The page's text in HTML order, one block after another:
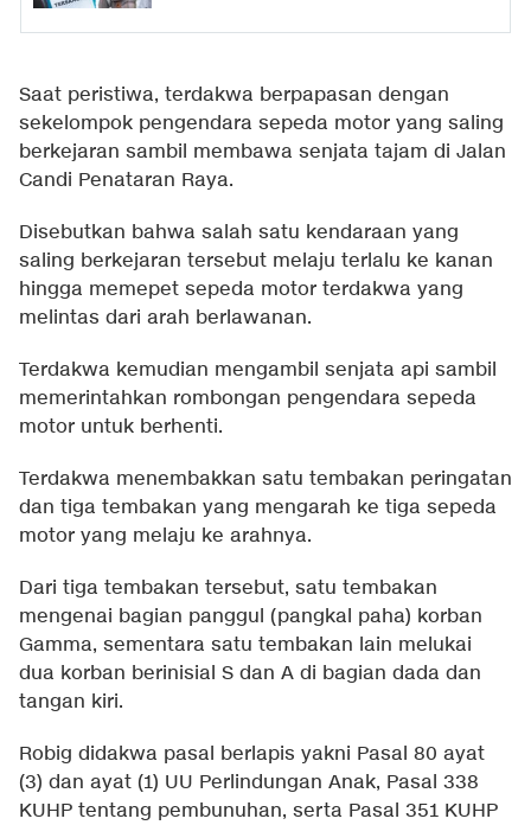
Saat peristiwa, terdakwa berpapasan dengan
sekelompok pengendara sepeda motor yang saling
berkejaran sambil membawa senjata tajam di Jalan
Candi Penataran Raya.
Disebutkan bahwa salah satu kendaraan yang
saling berkejaran tersebut melaju terlalu ke kanan
hingga memepet sepeda motor terdakwa yang
melintas dari arah berlawanan.
Terdakwa kemudian mengambil senjata api sambil
memerintahkan rombongan pengendara sepeda
motor untuk berhenti.
Terdakwa menembakkan satu tembakan peringatan
dan tiga tembakan yang mengarah ke tiga sepeda
motor yang melaju ke arahnya.
Dari tiga tembakan tersebut, satu tembakan
mengenai bagian panggul (pangkal paha) korban
Gamma, sementara satu tembakan lain melukai
dua korban berinisial S dan A di bagian dada dan
tangan kiri.
Robig didakwa pasal berlapis yakni Pasal 80 ayat
(3) dan ayat (1) UU Perlindungan Anak, Pasal 338
KUHP tentang pembunuhan, serta Pasal 351 KUHP